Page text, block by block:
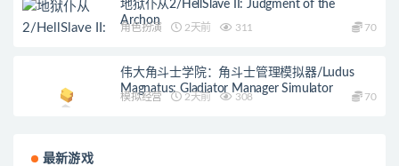
地狱仆从2/HellSlave II: Judgment of the
Archon
角色扮演 2天前 311 70
伟大角斗士学院：角斗士管理模拟器/Ludus
Magnatus: Gladiator Manager Simulator
模拟经营 2天前 308 70
最新游戏